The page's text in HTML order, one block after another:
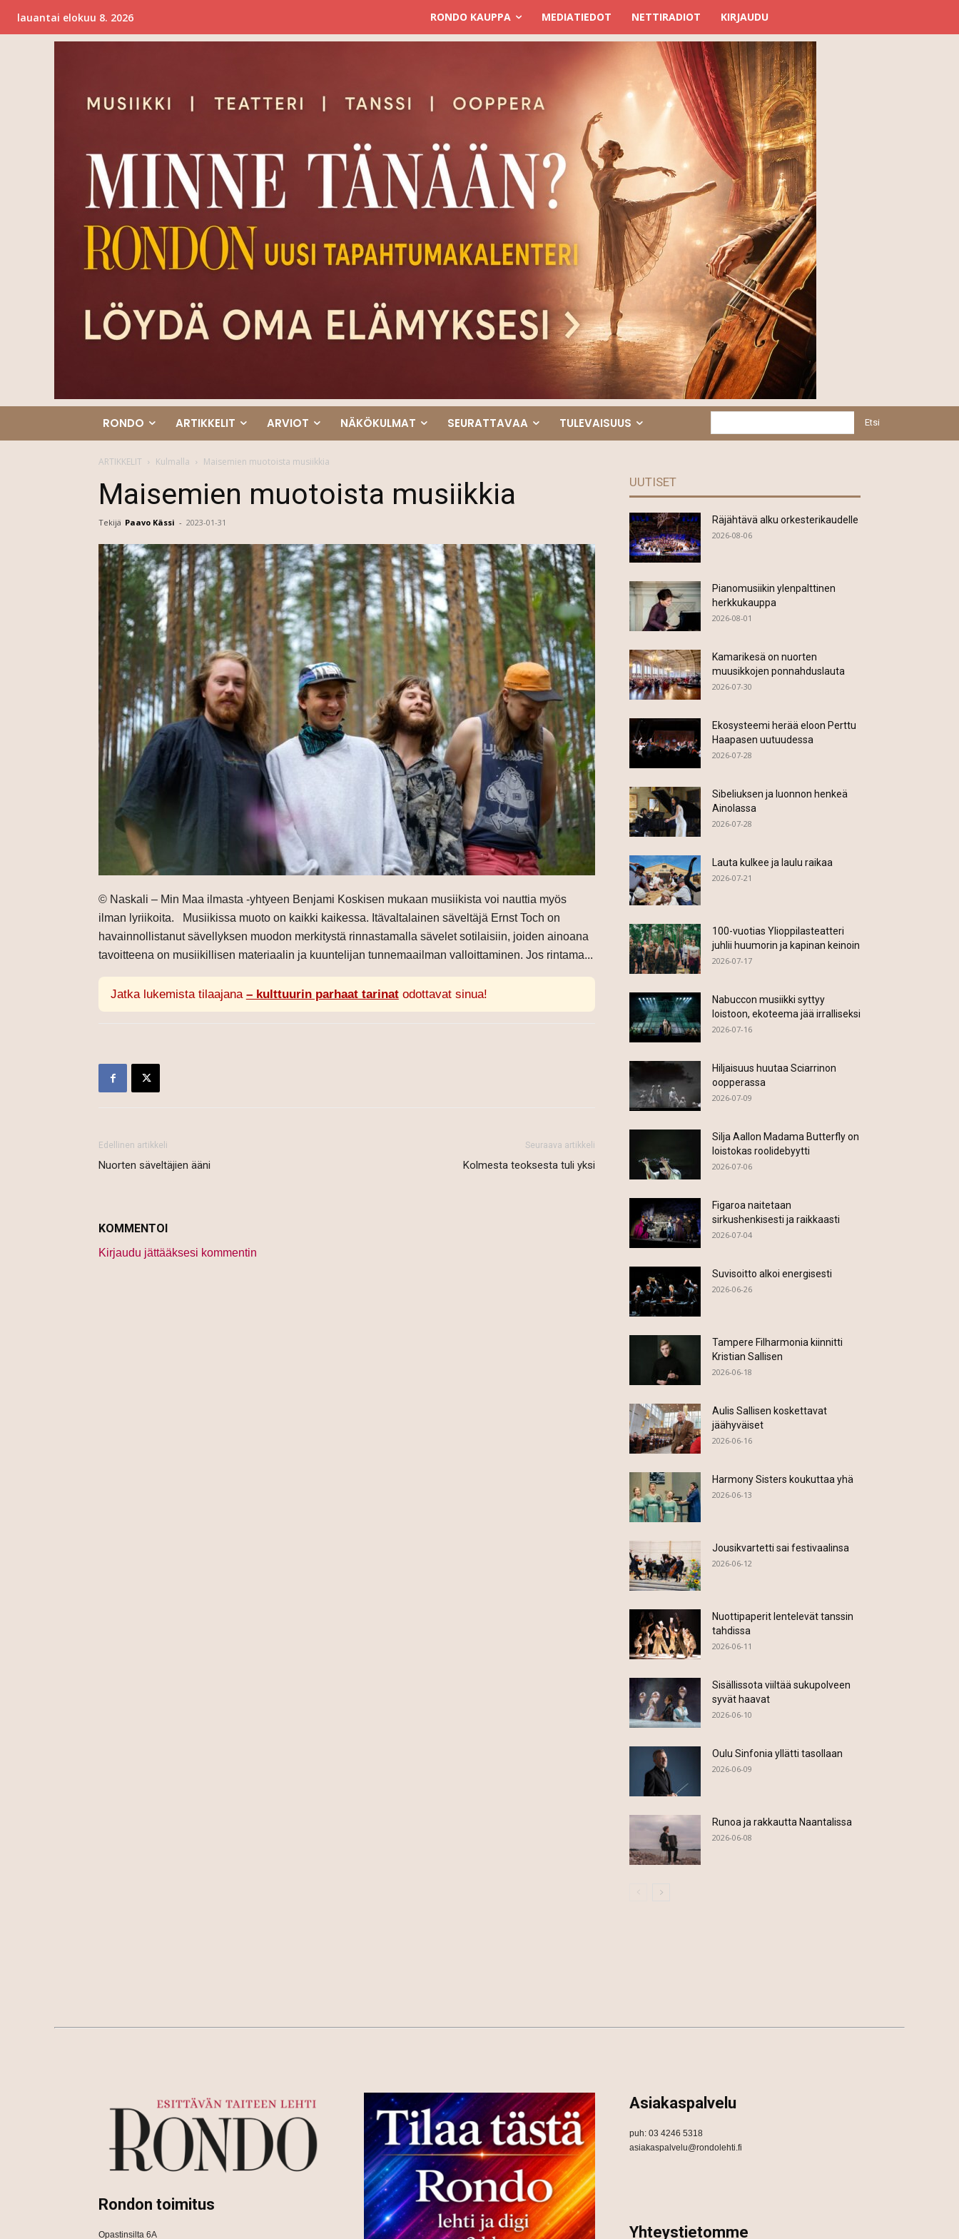
lauantai elokuu 8. 2026 RONDO KAUPPA MEDIATIEDOT NETTIRADIOT KIRJAUDU
RONDO ARTIKKELIT ARVIOT NÄKÖKULMAT SEURATTAVAA TULEVAISUUS Etsi
ARTIKKELIT Kulmalla Maisemien muotoista musiikkia
Maisemien muotoista musiikkia
Tekijä Paavo Kässi - 2023-01-31
© Naskali – Min Maa ilmasta -yhtyeen Benjami Koskisen mukaan musiikista voi nauttia myös
ilman lyriikoita. Musiikissa muoto on kaikki kaikessa. Itävaltalainen säveltäjä Ernst Toch on
havainnollistanut sävellyksen muodon merkitystä rinnastamalla sävelet sotilaisiin, joiden ainoana
tavoitteena on musiikillisen materiaalin ja kuuntelijan tunnemaailman valloittaminen. Jos rintama...
Jatka lukemista tilaajana – kulttuurin parhaat tarinatodottavat sinua!
Edellinen artikkeli
Nuorten säveltäjien ääni
Seuraava artikkeli
Kolmesta teoksesta tuli yksi
KOMMENTOI
Kirjaudu jättääksesi kommentin
UUTISET
Räjähtävä alku orkesterikaudelle
2026-08-06
Pianomusiikin ylenpalttinen
herkkukauppa
2026-08-01
Kamarikesä on nuorten
muusikkojen ponnahduslauta
2026-07-30
Ekosysteemi herää eloon Perttu
Haapasen uutuudessa
2026-07-28
Sibeliuksen ja luonnon henkeä
Ainolassa
2026-07-28
Lauta kulkee ja laulu raikaa
2026-07-21
100-vuotias Ylioppilasteatteri
juhlii huumorin ja kapinan keinoin
2026-07-17
Nabuccon musiikki syttyy
loistoon, ekoteema jää irralliseksi
2026-07-16
Hiljaisuus huutaa Sciarrinon
oopperassa
2026-07-09
Silja Aallon Madama Butterfly on
loistokas roolidebyytti
2026-07-06
Figaroa naitetaan
sirkushenkisesti ja raikkaasti
2026-07-04
Suvisoitto alkoi energisesti
2026-06-26
Tampere Filharmonia kiinnitti
Kristian Sallisen
2026-06-18
Aulis Sallisen koskettavat
jäähyväiset
2026-06-16
Harmony Sisters koukuttaa yhä
2026-06-13
Jousikvartetti sai festivaalinsa
2026-06-12
Nuottipaperit lentelevät tanssin
tahdissa
2026-06-11
Sisällissota viiltää sukupolveen
syvät haavat
2026-06-10
Oulu Sinfonia yllätti tasollaan
2026-06-09
Runoa ja rakkautta Naantalissa
2026-06-08
Rondon toimitus
Opastinsilta 6A
Asiakaspalvelu
puh: 03 4246 5318
asiakaspalvelu@rondolehti.fi
Yhteystietomme